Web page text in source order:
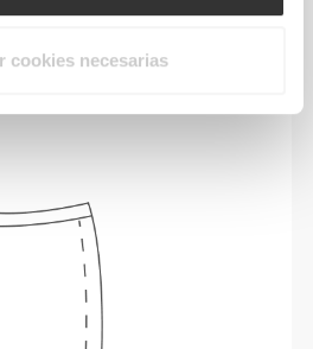
cookies necesarias
y libertad todos los